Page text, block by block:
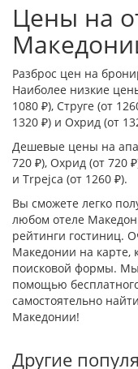
Цены на
Разброс цен на
Наиболее низкие
1080 ₽), Струге (от
1320 ₽) и Охрид (от
Дешевые цены на
720 ₽), Охрид (от 720
и Trpejca (от 1260 ₽).
Вы сможете легко
любом отеле
рейтинги гостиниц.
Македонии на карте,
поисковой формы.
помощью
самостоятельно
Македонии!
Другие